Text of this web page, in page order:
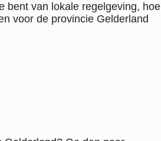
bent van lokale regelgeving, hoe
voor de provincie Gelderland